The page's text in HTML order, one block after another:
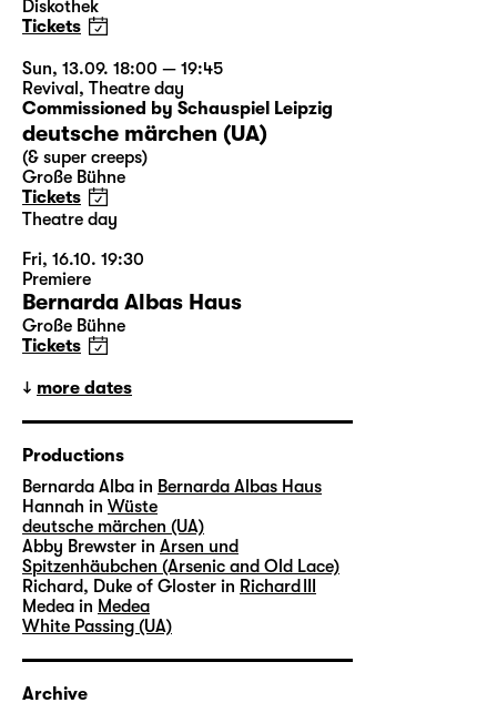
Diskothek
Tickets
Sun, 13.09. 18:00 — 19:45
Revival , Theatre day
Commissioned by Schauspiel Leipzig
deutsche märchen (UA)
(& super creeps)
Große Bühne
Tickets
Theatre day
Fri, 16.10. 19:30
Premiere
Bernarda Albas Haus
Große Bühne
Tickets
more dates
Productions
Bernarda Alba in Bernarda Albas Haus
Hannah in Wüste
deutsche märchen (UA)
Abby Brewster in Arsen und
Spitzenhäubchen (Arsenic and Old Lace)
Richard, Duke of Gloster in Richard III
Medea in Medea
White Passing (UA)
Archive